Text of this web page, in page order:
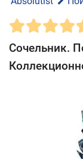
Сочельник.